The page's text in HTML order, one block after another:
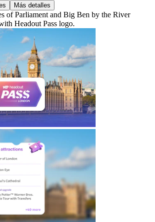
Más detalles
of Parliament and Big Ben by the River
Headout Pass logo.